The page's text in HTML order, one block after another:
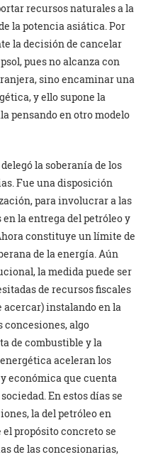
recursos naturales a la
la potencia asiática. Por
la decisión de cancelar
pues no alcanza con
sino encaminar una
y ello supone la
pensando en otro modelo
la soberanía de los
Fue una disposición
para involucrar a las
la entrega del petróleo y
constituye un límite de
de la energía. Aún
la medida puede ser
de recursos fiscales
acercar) instalando en la
concesiones, algo
de combustible y la
aceleran los
económica que cuenta
En estos días se
la del petróleo en
propósito concreto se
de las concesionarias,